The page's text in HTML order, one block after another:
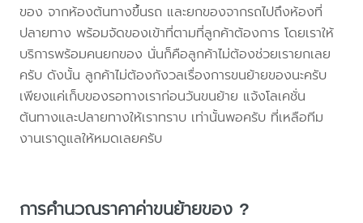
ของ จากห้องต้นทางขึ้นรถ และยกของจากรถไปถึงห้องที่
ปลายทาง พร้อมจัดของเข้าที่ตามที่ลูกค้าต้องการ โดยเราให้
บริการพร้อมคนยกของ นั่นก็คือลูกค้าไม่ต้องช่วยเรายกเลย
ครับ ดังนั้น ลูกค้าไม่ต้องกังวลเรื่องการขนย้ายของนะครับ
เพียงแค่เก็บของรอทางเราก่อนวันขนย้าย แจ้งโลเคชั่น
ต้นทางและปลายทางให้เราทราบ เท่านั้นพอครับ ที่เหลือทีม
งานเราดูแลให้หมดเลยครับ
การคำนวณราคาค่าขนย้ายของ ?